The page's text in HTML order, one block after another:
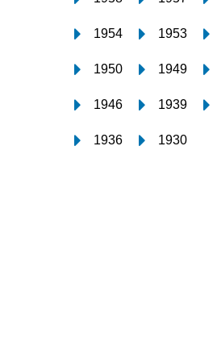
1954 1953
1950 1949
1946 1939
1936 1930